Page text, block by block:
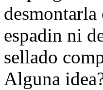
espadin ni
sellado
Alguna